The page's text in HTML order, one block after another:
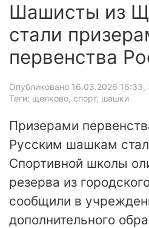
Шашисты из
стали
первенства
Опубликовано 16.03.2026 16:33,
Теги: щелково, спорт, шашки
Призерами
Русским шашкам
Спортивной школы
резерва из
сообщили в
дополнительного